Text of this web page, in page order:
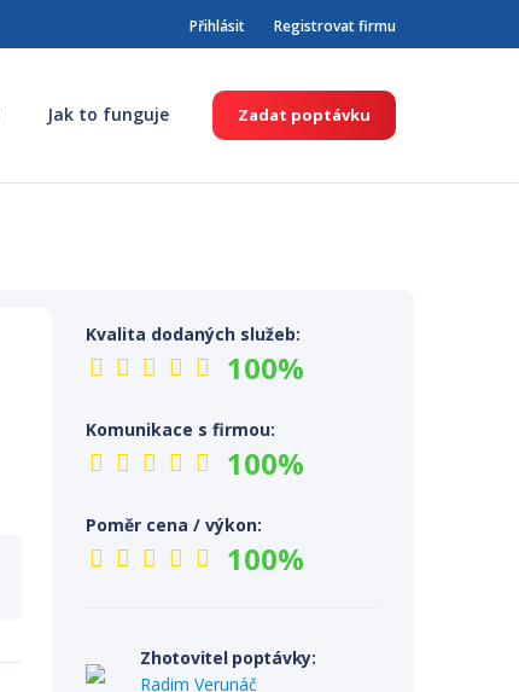
Přihlásit Registrovat firmu
Jak to funguje Zadat poptávku
Kvalita dodaných služeb:
100%
Komunikace s firmou:
100%
Poměr cena / výkon:
100%
Zhotovitel poptávky:
Radim Verunáč